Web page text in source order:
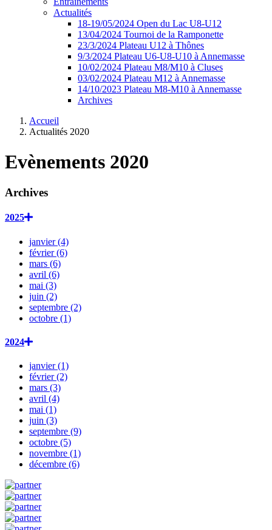
Actualités
18-19/05/2024 Open du Lac U8-U12
13/04/2024 Tournoi de la Ramponette
23/3/2024 Plateau U12 à Thônes
9/3/2024 Plateau U6-U8-U10 à Annemasse
10/02/2024 Plateau M8/M10 à Cluses
03/02/2024 Plateau M12 à Annemasse
14/10/2023 Plateau M8-M10 à Annemasse
Archives
Accueil
Actualités 2020
Evènements 2020
Archives
2025
janvier (4)
février (6)
mars (6)
avril (6)
mai (3)
juin (2)
septembre (2)
octobre (1)
2024
janvier (1)
février (2)
mars (3)
avril (4)
mai (1)
juin (3)
septembre (9)
octobre (5)
novembre (1)
décembre (6)